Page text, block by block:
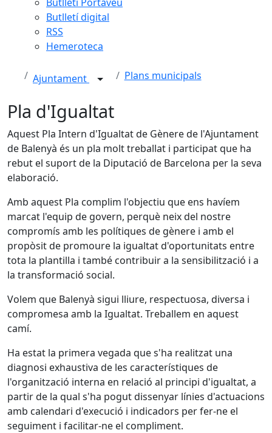
Butlletí digital
RSS
Hemeroteca
Ajuntament Plans municipals
Pla d'Igualtat
Aquest Pla Intern d'Igualtat de Gènere de l'Ajuntament
de Balenyà és un pla molt treballat i participat que ha
rebut el suport de la Diputació de Barcelona per la seva
elaboració.
Amb aquest Pla complim l'objectiu que ens havíem
marcat l'equip de govern, perquè neix del nostre
compromís amb les polítiques de gènere i amb el
propòsit de promoure la igualtat d'oportunitats entre
tota la plantilla i també contribuir a la sensibilització i a
la transformació social.
Volem que Balenyà sigui lliure, respectuosa, diversa i
compromesa amb la Igualtat. Treballem en aquest
camí.
Ha estat la primera vegada que s'ha realitzat una
diagnosi exhaustiva de les característiques de
l'organització interna en relació al principi d'igualtat, a
partir de la qual s'ha pogut dissenyar línies d'actuacions
amb calendari d'execució i indicadors per fer-ne el
seguiment i facilitar-ne el compliment.